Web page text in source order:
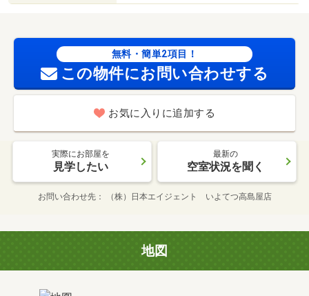
無料・簡単2項目！
この物件にお問い合わせする
お気に入りに追加する
実際にお部屋を
見学したい
最新の
空室状況を聞く
お問い合わせ先 （株）日本エイジェント いよてつ高島屋店
地図